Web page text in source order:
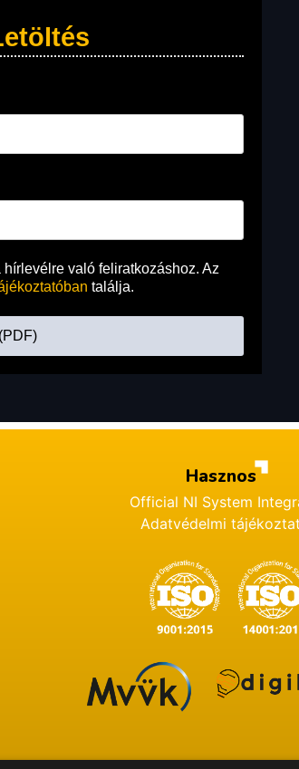
való feliratkozáshoz. Az
találja.
Hasznos
Official NI System
Adatvédelmi